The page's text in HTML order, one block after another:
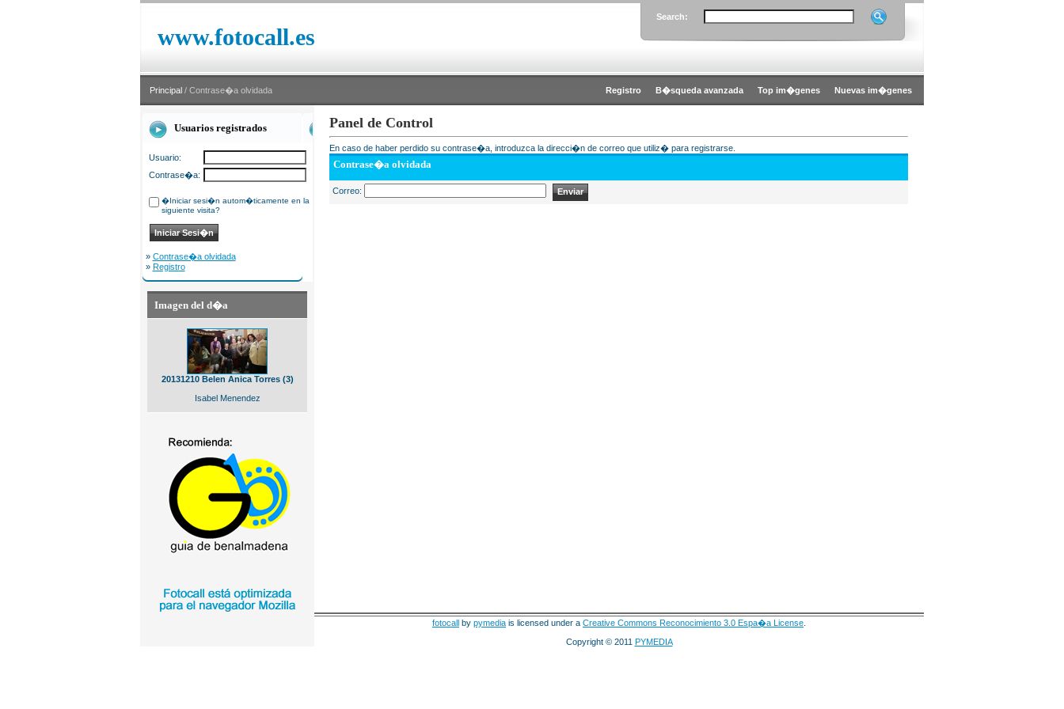
www.fotocall.es
Search:
Principal / Contrase�a olvidada Registro B�squeda avanzada Top im�genes Nuevas im�genes
Usuarios registrados
Usuario:
Contrase�a:
�Iniciar sesi�n autom�ticamente en la
siguiente visita?
» Contrase�a olvidada
» Registro
Imagen del d�a
20131210 Belen Anica Torres (3)
Isabel Menendez
Panel de Control
En caso de haber perdido su contrase�a, introduzca la direcci�n de correo que utiliz� para registrarse.
Contrase�a olvidada
Correo:
fotocall by pymedia is licensed under a Creative Commons Reconocimiento 3.0 Espa�a License
Copyright © 2011 PYMEDIA